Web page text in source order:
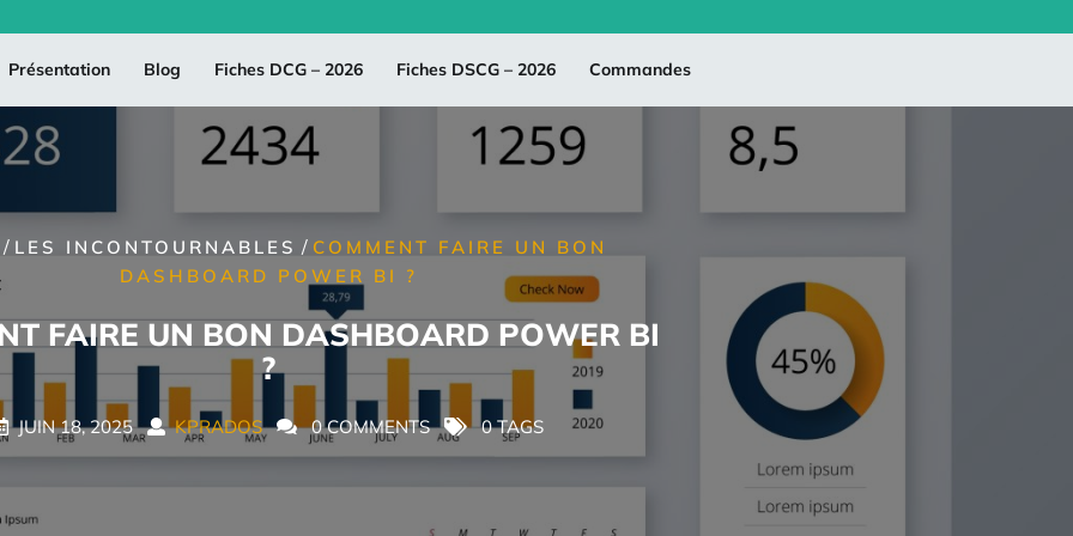
Présentation Blog Fiches DCG – 2026 Fiches DSCG – 2026 Commandes
/ LES INCONTOURNABLES / COMMENT FAIRE UN BON
DASHBOARD POWER BI ?
FAIRE UN BON DASHBOARD POWER BI
?
JUIN 18, 2025 KPRADOS 0 COMMENTS 0 TAGS